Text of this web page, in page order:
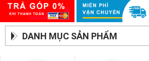
DANH MỤC SẢN PHẨM